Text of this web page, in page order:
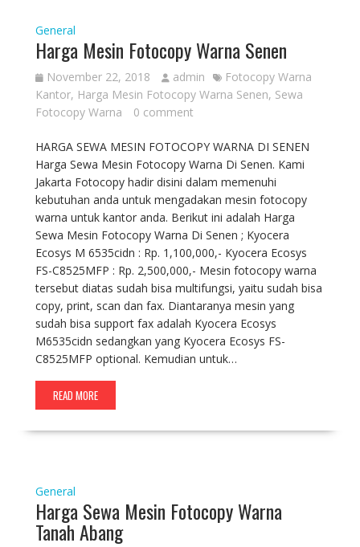
General
Harga Mesin Fotocopy Warna Senen
November 22, 2018 admin
Fotocopy Warna
Kantor, Harga Mesin Fotocopy Warna Senen, Sewa
Fotocopy Warna
0 comment
HARGA SEWA MESIN FOTOCOPY WARNA DI SENEN
Harga Sewa Mesin Fotocopy Warna Di Senen. Kami
Jakarta Fotocopy hadir disini dalam memenuhi
kebutuhan anda untuk mengadakan mesin fotocopy
warna untuk kantor anda. Berikut ini adalah Harga
Sewa Mesin Fotocopy Warna Di Senen ; Kyocera
Ecosys M 6535cidn : Rp. 1,100,000,- Kyocera Ecosys
FS-C8525MFP : Rp. 2,500,000,- Mesin fotocopy warna
tersebut diatas sudah bisa multifungsi, yaitu sudah bisa
copy, print, scan dan fax. Diantaranya mesin yang
sudah bisa support fax adalah Kyocera Ecosys
M6535cidn sedangkan yang Kyocera Ecosys FS-
C8525MFP optional. Kemudian untuk…
READ MORE
General
Harga Sewa Mesin Fotocopy Warna
Tanah Abang